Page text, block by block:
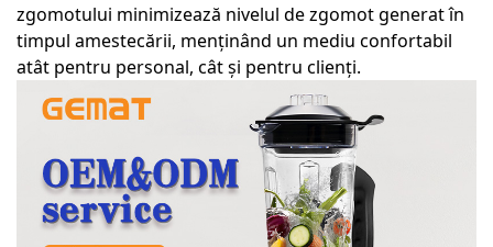
zgomotului minimizează nivelul de zgomot generat în
timpul amestecării, menținând un mediu confortabil
atât pentru personal, cât și pentru clienți.